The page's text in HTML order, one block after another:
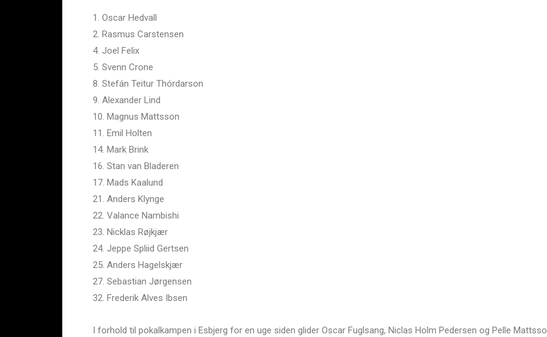
1. Oscar Hedvall
2. Rasmus Carstensen
4. Joel Felix
5. Svenn Crone
8. Stefán Teitur Thórdarson
9. Alexander Lind
10. Magnus Mattsson
11. Emil Holten
14. Mark Brink
16. Stan van Bladeren
17. Mads Kaalund
21. Anders Klynge
22. Valance Nambishi
23. Nicklas Røjkjær
24. Jeppe Spliid Gertsen
25. Anders Hagelskjær
27. Sebastian Jørgensen
32. Frederik Alves Ibsen
I forhold til pokalkampen i Esbjerg for en uge siden glider Oscar Fuglsang, Niclas Holm Pedersen og Pelle